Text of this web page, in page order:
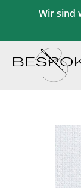
Wir sind
Gutscheine